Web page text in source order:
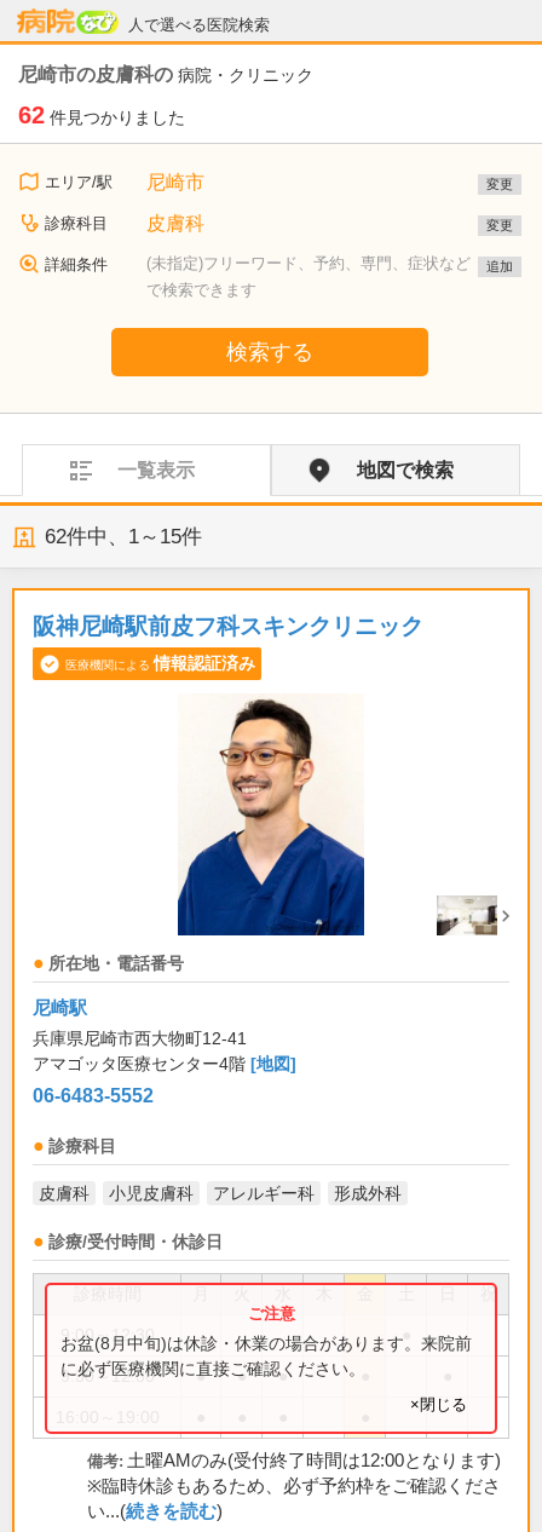
人で選べる医院検索
病院なび
尼崎市の皮膚科の 病院・クリニック
62 件見つかりました
エリア/駅 尼崎市 変更
診療科目 皮膚科 変更
詳細条件
(未指定)フリーワード、予約、専門、症状など
で検索できます
追加
検索する
一覧表示 地図で検索
62件中、 1～15件
阪神尼崎駅前皮フ科スキンクリニック
医療機関による 情報認証済み
所在地・電話番号
尼崎駅
兵庫県尼崎市西大物町12-41
アマゴッタ医療センター4階 [地図]
06-6483-5552
診療科目
皮膚科 小児皮膚科 アレルギー科 形成外科
診療/受付時間・休診日
祝
9:00～12:30 ●
9:30～12:30 ● ● ●
お盆(8月中旬)は休診・休業の場合があります。来院前
に必ず医療機関に直接ご確認ください。
×閉じる
備考: 土曜AMのみ(受付終了時間は12:00となります)
※臨時休診もあるため、必ず予約枠をご確認くださ
い...(続きを読む)